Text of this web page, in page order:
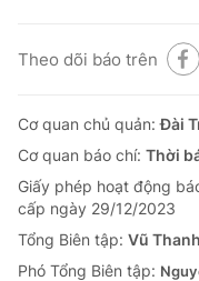
Theo dõi báo trên
Cơ quan chủ quản:Đài
Cơ quan báo chí: Thời
Giấy phép hoạt động
cấp ngày 29/12/2023
Tổng Biên tập: Vũ
Phó Tổng Biên tập: